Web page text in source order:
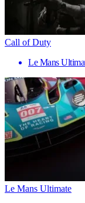
Call of Duty
Le Mans
Le Mans Ultimate